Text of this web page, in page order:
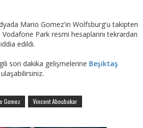
Mario Gomez'in Wolfsburg'u takipten
Vodafone Park resmi hesaplarını tekrardan
edildi.
son dakika gelişmelerine Beşiktaş
Gomez Vincent Aboubakar